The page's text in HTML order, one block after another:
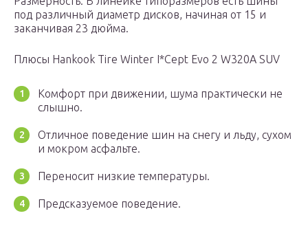
под различный диаметр дисков, начиная от 15 и
заканчивая 23 дюйма.
Плюсы Hankook Tire Winter I*Cept Evo 2 W320A SUV
Комфорт при движении, шума практически не
слышно.
Отличное поведение шин на снегу и льду, сухом
и мокром асфальте.
Переносит низкие температуры.
Предсказуемое поведение.